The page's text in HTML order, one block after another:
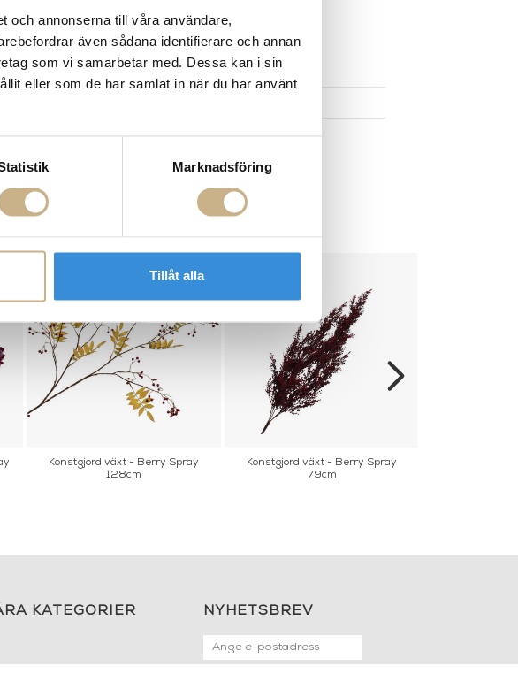
och annonserna till våra användare,
även sådana identifierare och annan
som vi samarbetar med. Dessa kan i sin
eller som de har samlat in när du har använt
Marknadsföring
Tillåt alla
i butik
OSS OM PRODUKTEN
Konstgjord växt - Berry Spray
128cm
Konstgjord växt - Berry Spray
79cm
KATEGORIER NYHETSBREV